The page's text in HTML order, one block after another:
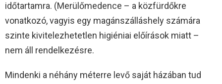
időtartamra. (Merülőmedence – a közfürdőkre
vonatkozó, vagyis egy magánszálláshely számára
szinte kivitelezhetetlen higiéniai előírások miatt –
nem áll rendelkezésre.
Mindenki a néhány méterre levő saját házában tud